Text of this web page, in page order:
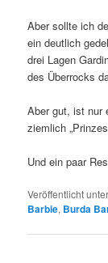
Aber sollte ich
ein deutlich
drei Lagen
des Überrocks
Aber gut, ist nur
ziemlich
Und ein paar
Veröffentlicht unter
Barbie, Burda